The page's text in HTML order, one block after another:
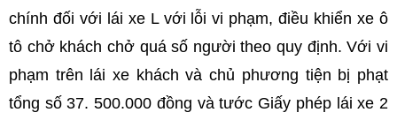
chính đối với lái xe L với lỗi vi phạm, điều khiển xe ô
tô chở khách chở quá số người theo quy định. Với vi
phạm trên lái xe khách và chủ phương tiện bị phạt
tổng số 37. 500.000 đồng và tước Giấy phép lái xe 2